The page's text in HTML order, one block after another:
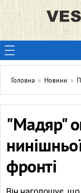
Головна » Новини »
"Мадяр"
фронті